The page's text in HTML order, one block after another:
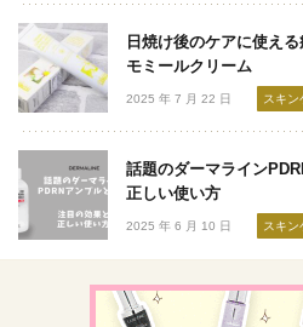
日焼け後のケアに使え
モミールクリーム
2025 年 7 月 22 日 スキン
話題のダーマライン
正しい使い方
2025 年 6 月 10 日 スキン